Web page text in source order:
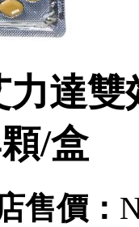
力達
/盒
售價：